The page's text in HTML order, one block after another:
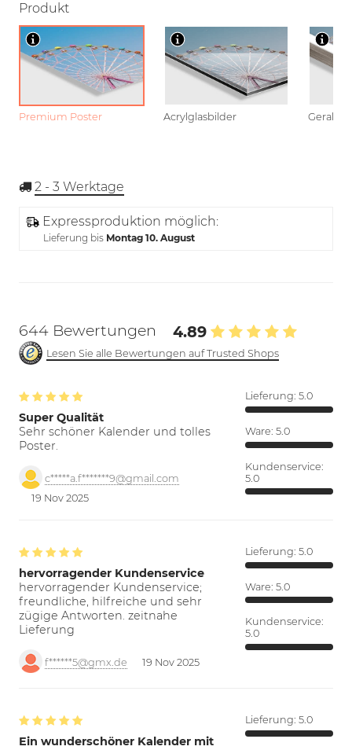
Produkt
Premium Poster Acrylglasbilder
2 - 3 Werktage
Expressproduktion möglich:
Lieferung bis Montag 10. August
644 Bewertungen 4.89
Lesen Sie alle Bewertungen auf Trusted Shops
Super Qualität
Sehr schöner Kalender und tolles
Poster.
c*****a.f*******9@gmail.com
19 Nov 2025
Lieferung: 5.0
Ware: 5.0
Kundenservice:
5.0
hervorragender Kundenservice
hervorragender Kundenservice;
freundliche, hilfreiche und sehr
zügige Antworten. zeitnahe
Lieferung
f******5@gmx.de 19 Nov 2025
Lieferung: 5.0
Ware: 5.0
Kundenservice:
5.0
Ein wunderschöner Kalender mit
Lieferung: 5.0